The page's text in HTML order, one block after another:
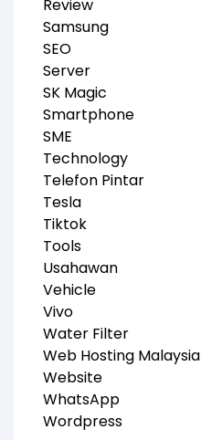
Review
Samsung
SEO
Server
SK Magic
Smartphone
SME
Technology
Telefon Pintar
Tesla
Tiktok
Tools
Usahawan
Vehicle
Vivo
Water Filter
Web Hosting Malaysia
Website
WhatsApp
Wordpress